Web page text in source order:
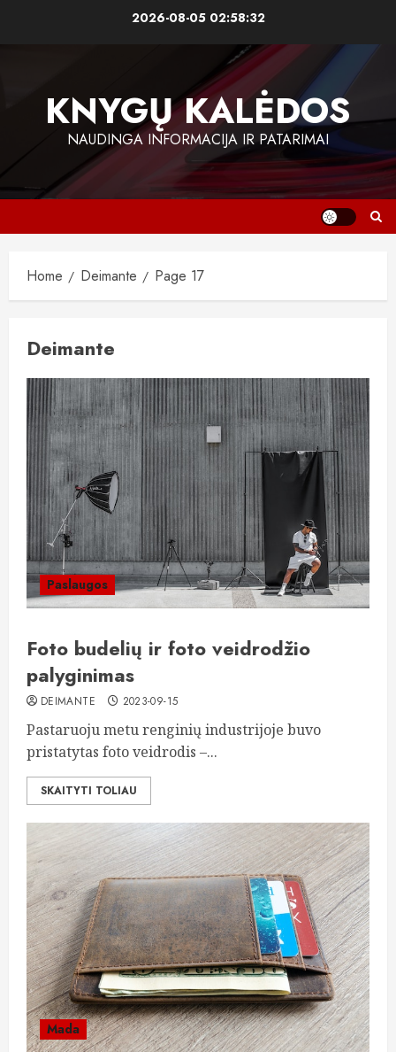
2026-08-05 02:58:33
KNYGŲ KALĖDOS
NAUDINGA INFORMACIJA IR PATARIMAI
Home Deimante Page 17
Deimante
Paslaugos
Foto budelių ir foto veidrodžio
palyginimas
DEIMANTE 2023-09-15
Pastaruoju metu renginių industrijoje buvo
pristatytas foto veidrodis –...
SKAITYTI TOLIAU
Mada